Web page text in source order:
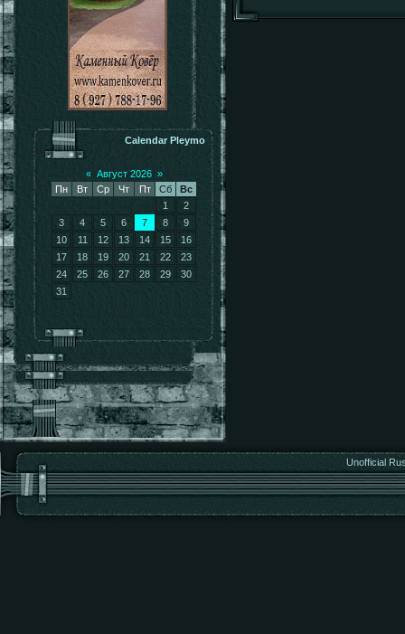
Calendar Pleymo
« Август 2026 »
Пн
Вт Ср Чт Пт Сб
Вс
1
2
3
4 5 6 7 8
9
10
11 12 13 14 15
16
17
18 19 20 21 22
23
24
25 26 27 28 29
30
31
Unofficial